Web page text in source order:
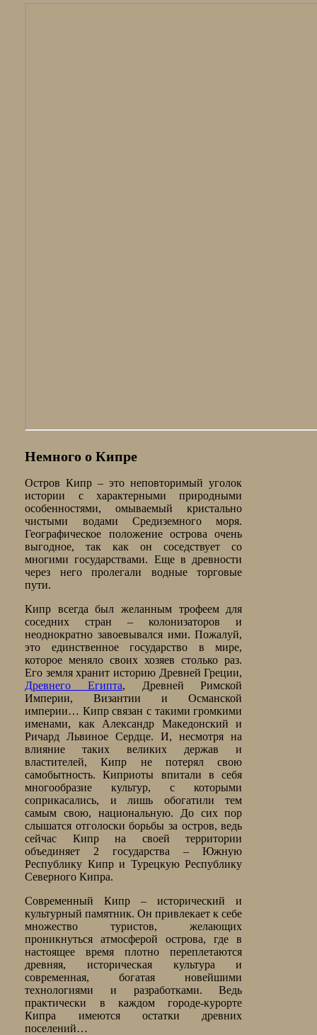
Немного о Кипре
Остров Кипр – это неповторимый уголок
истории с характерными природными
особенностями, омываемый кристально
чистыми водами Средиземного моря.
Географическое положение острова очень
выгодное, так как он соседствует со
многими государствами. Еще в древности
через него пролегали водные торговые
пути.
Кипр всегда был желанным трофеем для
соседних стран – колонизаторов и
неоднократно завоевывался ими. Пожалуй,
это единственное государство в мире,
которое меняло своих хозяев столько раз.
Его земля хранит историю Древней Греции,
Древнего Египта, Древней Римской
Империи, Византии и Османской
империи… Кипр связан с такими громкими
именами, как Александр Македонский и
Ричард Львиное Сердце. И, несмотря на
влияние таких великих держав и
властителей, Кипр не потерял свою
самобытность. Киприоты впитали в себя
многообразие культур, с которыми
соприкасались, и лишь обогатили тем
самым свою, национальную. До сих пор
слышатся отголоски борьбы за остров, ведь
сейчас Кипр на своей территории
объединяет 2 государства – Южную
Республику Кипр и Турецкую Республику
Северного Кипра.
Современный Кипр – исторический и
культурный памятник. Он привлекает к себе
множество туристов, желающих
проникнуться атмосферой острова, где в
настоящее время плотно переплетаются
древняя, историческая культура и
современная, богатая новейшими
технологиями и разработками. Ведь
практически в каждом городе-курорте
Кипра имеются остатки древних
поселений…